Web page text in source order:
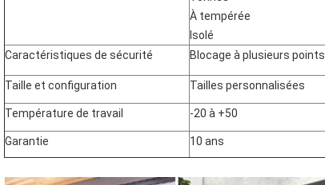
À tempérée
Isolé
Caractéristiques de sécurité
Blocage à plusieurs points
Taille et configuration Tailles personnalisées
Température de travail -20 à +50
Garantie 10 ans